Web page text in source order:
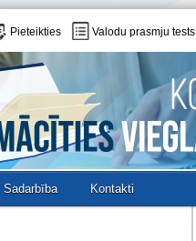
Pieteikties Valodu prasmju tests
Sadarbība Kontakti